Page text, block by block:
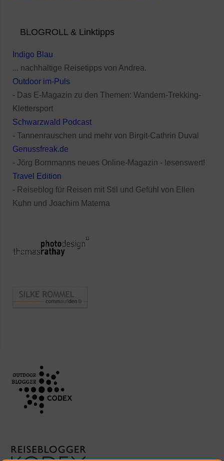
BLOGROLL & Linktipps
Indigo Blau
... nachhaltige Reisetipps von Andrea.
Outdoor im-Puls
- Das E-Magazin zu den Themen: Wandern-Trekking-
Klettersport
Schwarzwald Podcast
- Tannenrauschen und mehr von Birgit-Cathrin Duval
Genussfreak.de
- Jörg Bornmanns neues Online-Magazin - lesenswert!
Travel Edition
- Reiseblog für Reisen mit Stil und Gefühl von Ellen
Kuhn und Joachim Materna